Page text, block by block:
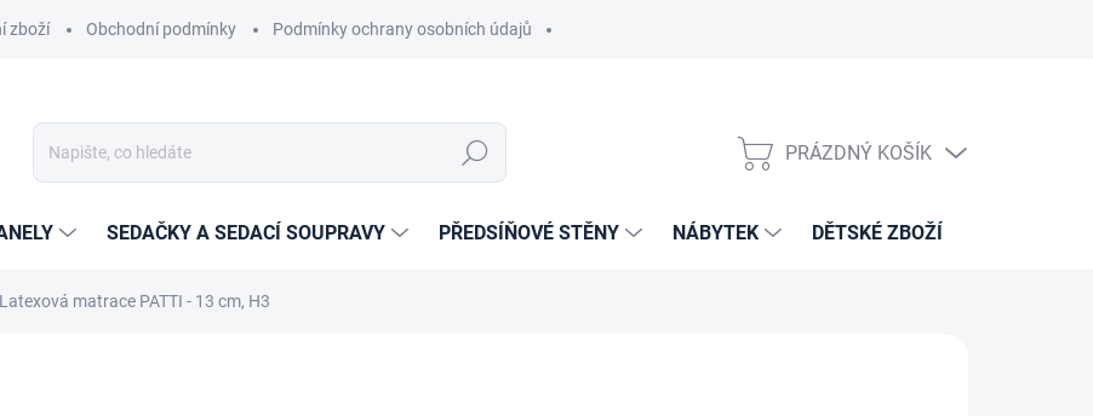
zboží Obchodní podmínky Podmínky ochrany osobních údajů
Hledat
NÁKUPNÍ
PRÁZDNÝ KOŠÍK
SEDAČKY A SEDACÍ SOUPRAVY PŘEDSÍŇOVÉ STĚNY NÁBYTEK DĚTSKÉ ZBOŽÍ
matrace PATTI - 13 cm, H3